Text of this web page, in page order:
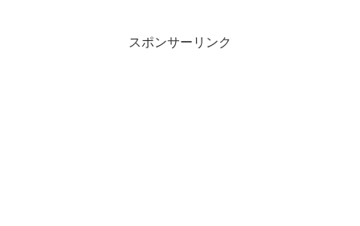
スポンサーリンク